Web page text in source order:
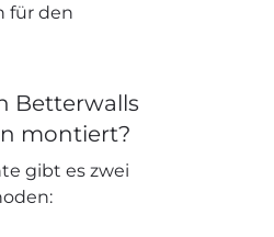
für den
Betterwalls
montiert?
gibt es zwei